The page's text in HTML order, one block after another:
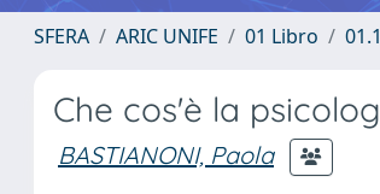
SFERA ARIC UNIFE 01 Libro
Che cos'è la
BASTIANONI, Paola